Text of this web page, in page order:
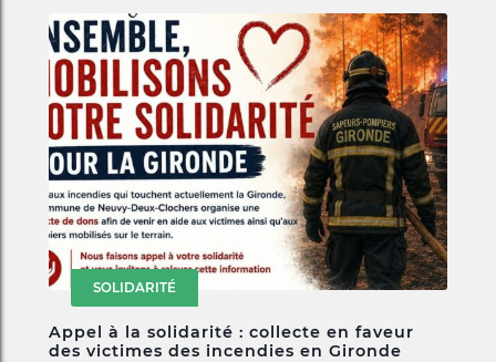
SOLIDARITÉ
Appel à la solidarité : collecte en faveur
des victimes des incendies en Gironde